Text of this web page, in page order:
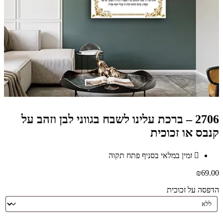
2706 – ברכת עלינו לשבח בגווני לבן וזהב על
קנבס או זכוכית
זמין במלאי בסניף פתח תקוה
₪69.00
הדפסה על זכוכית